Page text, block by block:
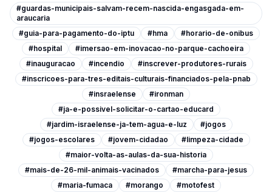
#guardas-municipais-salvam-recem-nascida-engasgada-em-
araucaria
#guia-para-pagamento-do-iptu
#hma
#horario-de-onibus
#hospital
#imersao-em-inovacao-no-parque-cachoeira
#inauguracao
#incendio
#inscrever-produtores-rurais
#inscricoes-para-tres-editais-culturais-financiados-pela-pnab
#insraelense
#ironman
#ja-e-possivel-solicitar-o-cartao-educard
#jardim-israelense-ja-tem-agua-e-luz
#jogos
#jogos-escolares
#jovem-cidadao
#limpeza-cidade
#maior-volta-as-aulas-da-sua-historia
#mais-de-26-mil-animais-vacinados
#marcha-para-jesus
#maria-fumaca
#morango
#motofest